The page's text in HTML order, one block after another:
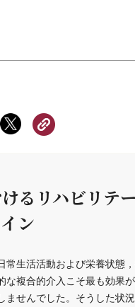
るリハビリテ
ン
生活活動および栄養状態
な複合的介入こそ最も効果
ませんでした。そうした状